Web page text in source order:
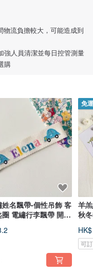
流負擔較大，可能造成到
強人員清潔並每日控管測量
購
名飄帶-個性吊飾 客
電繡行李飄帶 開學
免
羊
秋
可